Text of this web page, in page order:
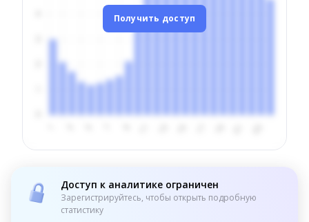
Получить доступ
Доступ к аналитике ограничен
Зарегистрируйтесь, чтобы открыть подробную
статистику